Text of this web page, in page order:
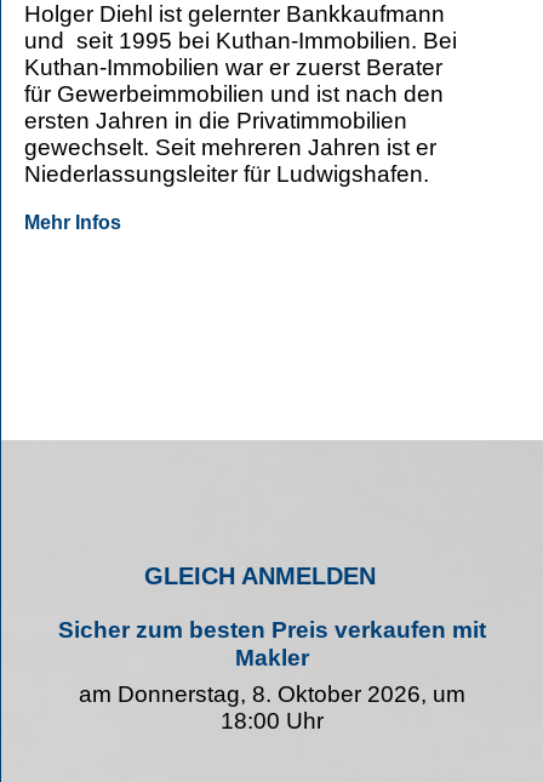
Holger Diehl ist gelernter Bankkaufmann
und seit 1995 bei Kuthan-Immobilien. Bei
Kuthan-Immobilien war er zuerst Berater
für Gewerbeimmobilien und ist nach den
ersten Jahren in die Privatimmobilien
gewechselt. Seit mehreren Jahren ist er
Niederlassungsleiter für Ludwigshafen.
Mehr Infos
GLEICH ANMELDEN
Sicher zum besten Preis verkaufen mit
Makler
am Donnerstag, 8. Oktober 2026, um
18:00 Uhr